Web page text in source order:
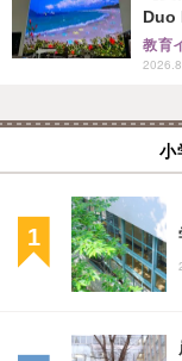
Duo
教育
小